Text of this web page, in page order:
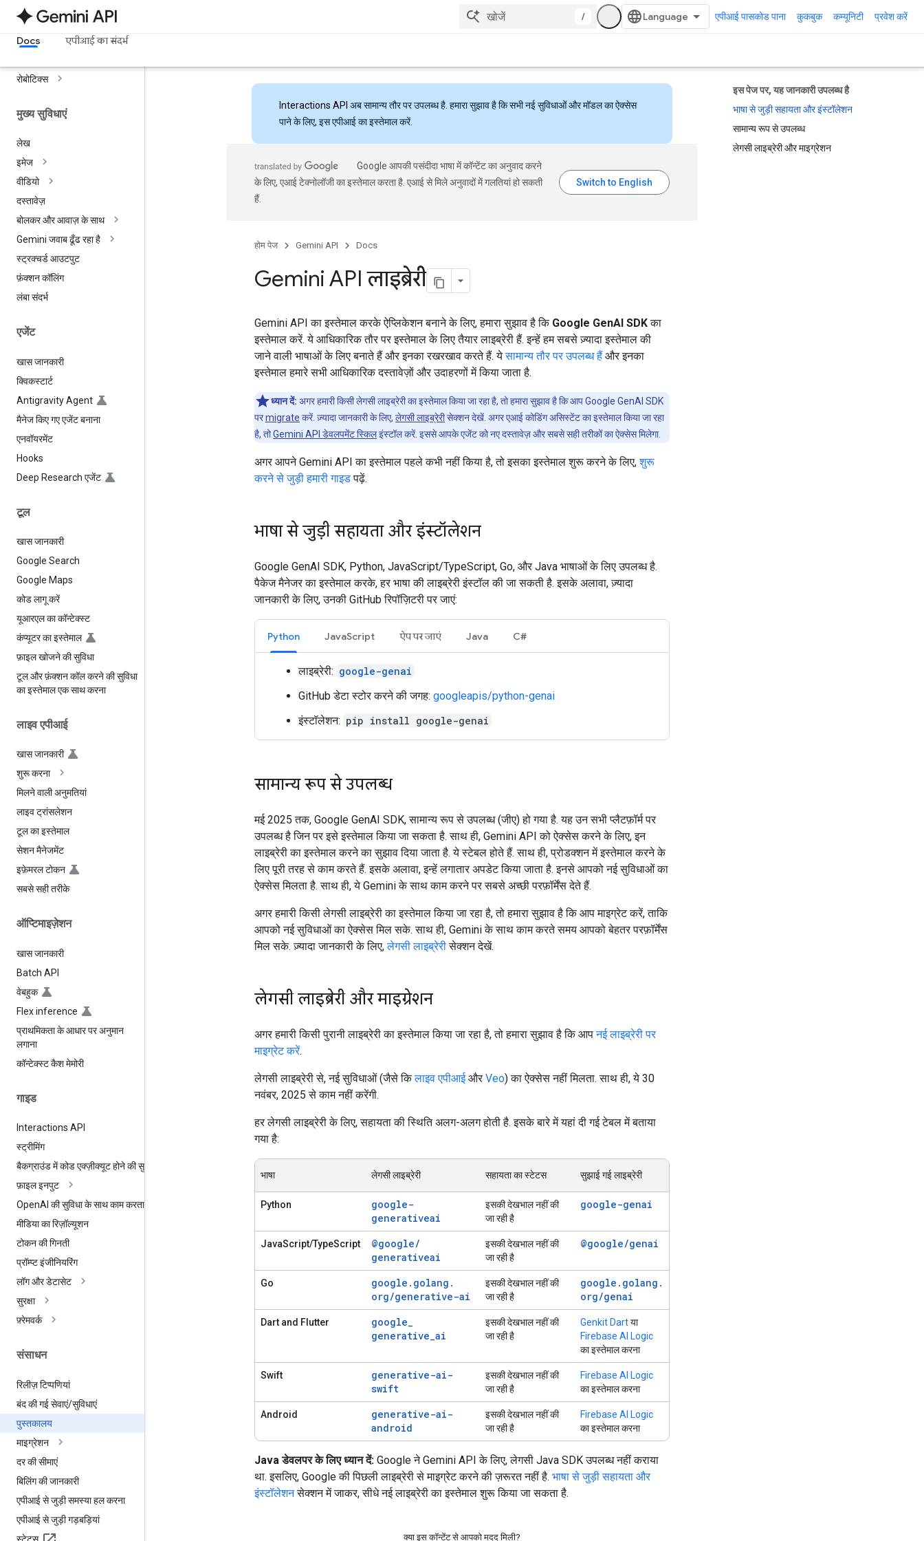
/ एपीआई पासकोड पाना कुकबुक कम्यूनिटी प्रवेश करें
Docs एपीआई का संदर्भ
लाइव है
लाइव ट्रांसलेट
रोबोटिक्स
मुख्य सुविधाएं
लेख
इमेज
वीडियो
दस्तावेज़
बोलकर और आवाज़ के साथ
Gemini जवाब ढूँढ रहा है
स्ट्रक्चर्ड आउटपुट
फ़ंक्शन कॉलिंग
लंबा संदर्भ
एजेंट
खास जानकारी
क्विकस्टार्ट
Antigravity Agent
मैनेज किए गए एजेंट बनाना
एनवॉयरमेंट
Hooks
Deep Research एजेंट
टूल
खास जानकारी
Google Search
Google Maps
कोड लागू करें
यूआरएल का कॉन्टेक्स्ट
कंप्यूटर का इस्तेमाल
फ़ाइल खोजने की सुविधा
टूल और फ़ंक्शन कॉल करने की सुविधा
का इस्तेमाल एक साथ करना
लाइव एपीआई
खास जानकारी
शुरू करना
मिलने वाली अनुमतियां
लाइव ट्रांसलेशन
टूल का इस्तेमाल
सेशन मैनेजमेंट
इफ़ेमरल टोकन
सबसे सही तरीके
ऑप्टिमाइज़ेशन
खास जानकारी
Batch API
वेबहुक
Flex inference
प्राथमिकता के आधार पर अनुमान
लगाना
कॉन्टेक्स्ट कैश मेमोरी
गाइड
Interactions API
स्ट्रीमिंग
बैकग्राउंड में कोड एक्ज़ीक्यूट होने की सुविधा
फ़ाइल इनपुट
OpenAI की सुविधा के साथ काम करता है
मीडिया का रिज़ॉल्यूशन
टोकन की गिनती
प्रॉम्प्ट इंजीनियरिंग
लॉग और डेटासेट
सुरक्षा
फ़्रेमवर्क
संसाधन
रिलीज़ टिप्पणियां
बंद की गई सेवाएं/सुविधाएं
पुस्तकालय
माइग्रेशन
दर की सीमाएं
बिलिंग की जानकारी
एपीआई से जुड़ी समस्या हल करना
एपीआई से जुड़ी गड़बड़ियां
स्टेटस
इस पेज पर, यह जानकारी उपलब्ध है
भाषा से जुड़ी सहायता और इंस्टॉलेशन
सामान्य रूप से उपलब्ध
लेगसी लाइब्रेरी और माइग्रेशन
Interactions API अब सामान्य तौर पर उपलब्ध है. हमारा सुझाव है कि सभी नई सुविधाओं और मॉडल का ऐक्सेस
पाने के लिए, इस एपीआई का इस्तेमाल करें.
Google आपकी पसंदीदा भाषा में कॉन्टेंट का अनुवाद करने
के लिए, एआई टेक्नोलॉजी का इस्तेमाल करता है. एआई से मिले अनुवादों में गलतियां हो सकती
हैं.
होम पेज Gemini API Docs
Gemini API लाइब्रेरी
Gemini API का इस्तेमाल करके ऐप्लिकेशन बनाने के लिए, हमारा सुझाव है कि Google GenAI SDKका
इस्तेमाल करें. ये आधिकारिक तौर पर इस्तेमाल के लिए तैयार लाइब्रेरी हैं. इन्हें हम सबसे ज़्यादा इस्तेमाल की
जाने वाली भाषाओं के लिए बनाते हैं और इनका रखरखाव करते हैं. येसामान्य तौर पर उपलब्ध हैंऔर इनका
इस्तेमाल हमारे सभी आधिकारिक दस्तावेज़ों और उदाहरणों में किया जाता है.
ध्यान दें: अगर हमारी किसी लेगसी लाइब्रेरी का इस्तेमाल किया जा रहा है, तो हमारा सुझाव है कि आप Google GenAI SDK
परmigrate करें. ज़्यादा जानकारी के लिए, लेगसी लाइब्रेरीसेक्शन देखें. अगर एआई कोडिंग असिस्टेंट का इस्तेमाल किया जा रहा
है, तोGemini API डेवलपमेंट स्किलइंस्टॉल करें. इससे आपके एजेंट को नए दस्तावेज़ और सबसे सही तरीकों का ऐक्सेस मिलेगा.
अगर आपने Gemini API का इस्तेमाल पहले कभी नहीं किया है, तो इसका इस्तेमाल शुरू करने के लिए,शुरू
करने से जुड़ी हमारी गाइडपढ़ें.
भाषा से जुड़ी सहायता और इंस्टॉलेशन
Google GenAI SDK, Python, JavaScript/TypeScript, Go, और Java भाषाओं के लिए उपलब्ध है.
पैकेज मैनेजर का इस्तेमाल करके, हर भाषा की लाइब्रेरी इंस्टॉल की जा सकती है. इसके अलावा, ज़्यादा
जानकारी के लिए, उनकी GitHub रिपॉज़िटरी पर जाएं:
Python JavaScript ऐप पर जाएं Java C#
लाइब्रेरी: google-genai
GitHub डेटा स्टोर करने की जगह: googleapis/python-genai
इंस्टॉलेशन: pip install google-genai
सामान्य रूप से उपलब्ध
मई 2025 तक, Google GenAI SDK, सामान्य रूप से उपलब्ध (जीए) हो गया है. यह उन सभी प्लैटफ़ॉर्म पर
उपलब्ध है जिन पर इसे इस्तेमाल किया जा सकता है. साथ ही, Gemini API को ऐक्सेस करने के लिए, इन
लाइब्रेरी का इस्तेमाल करने का सुझाव दिया जाता है. ये स्टेबल होते हैं. साथ ही, प्रोडक्शन में इस्तेमाल करने के
लिए पूरी तरह से काम करते हैं. इसके अलावा, इन्हें लगातार अपडेट किया जाता है. इनसे आपको नई सुविधाओं का
ऐक्सेस मिलता है. साथ ही, ये Gemini के साथ काम करने पर सबसे अच्छी परफ़ॉर्मेंस देते हैं.
अगर हमारी किसी लेगसी लाइब्रेरी का इस्तेमाल किया जा रहा है, तो हमारा सुझाव है कि आप माइग्रेट करें, ताकि
आपको नई सुविधाओं का ऐक्सेस मिल सके. साथ ही, Gemini के साथ काम करते समय आपको बेहतर परफ़ॉर्मेंस
मिल सके. ज़्यादा जानकारी के लिए,लेगसी लाइब्रेरीसेक्शन देखें.
लेगसी लाइब्रेरी और माइग्रेशन
अगर हमारी किसी पुरानी लाइब्रेरी का इस्तेमाल किया जा रहा है, तो हमारा सुझाव है कि आपनई लाइब्रेरी पर
माइग्रेट करें.
लेगसी लाइब्रेरी से, नई सुविधाओं (जैसे किलाइव एपीआईऔर Veo) का ऐक्सेस नहीं मिलता. साथ ही, ये 30
नवंबर, 2025 से काम नहीं करेंगी.
हर लेगसी लाइब्रेरी के लिए, सहायता की स्थिति अलग-अलग होती है. इसके बारे में यहां दी गई टेबल में बताया
गया है:
भाषा लेगसी लाइब्रेरी सहायता का स्टेटस सुझाई गई लाइब्रेरी
Python
google-
generativeai
इसकी देखभाल नहीं की
जा रही है
google-genai
JavaScript/TypeScript @google/
generativeai
इसकी देखभाल नहीं की
जा रही है
@google/genai
Go google . golang .
org/generative-ai
इसकी देखभाल नहीं की
जा रही है
google . golang .
org/genai
Dart and Flutter google_
generative_ai
इसकी देखभाल नहीं की
जा रही है
Genkit Dartया
Firebase AI Logic
का इस्तेमाल करना
Swift
generative-ai-
swift
इसकी देखभाल नहीं की
जा रही है
Firebase AI Logic
का इस्तेमाल करना
Android
generative-ai-
android
इसकी देखभाल नहीं की
जा रही है
Firebase AI Logic
का इस्तेमाल करना
Java डेवलपर के लिए ध्यान दें: Google ने Gemini API के लिए, लेगसी Java SDK उपलब्ध नहीं कराया
था. इसलिए, Google की पिछली लाइब्रेरी से माइग्रेट करने की ज़रूरत नहीं है. भाषा से जुड़ी सहायता और
इंस्टॉलेशनसेक्शन में जाकर, सीधे नई लाइब्रेरी का इस्तेमाल शुरू किया जा सकता है.
क्या इस कॉन्टेंट से आपको मदद मिली?